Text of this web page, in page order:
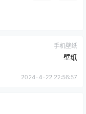
手机壁纸
壁纸
2024-4-22 22:56:57